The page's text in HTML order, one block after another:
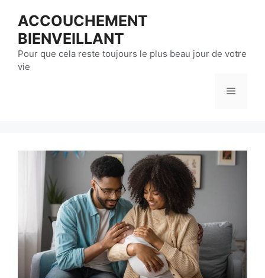
contenu
ACCOUCHEMENT
BIENVEILLANT
Pour que cela reste toujours le plus beau jour de votre
vie
Menu